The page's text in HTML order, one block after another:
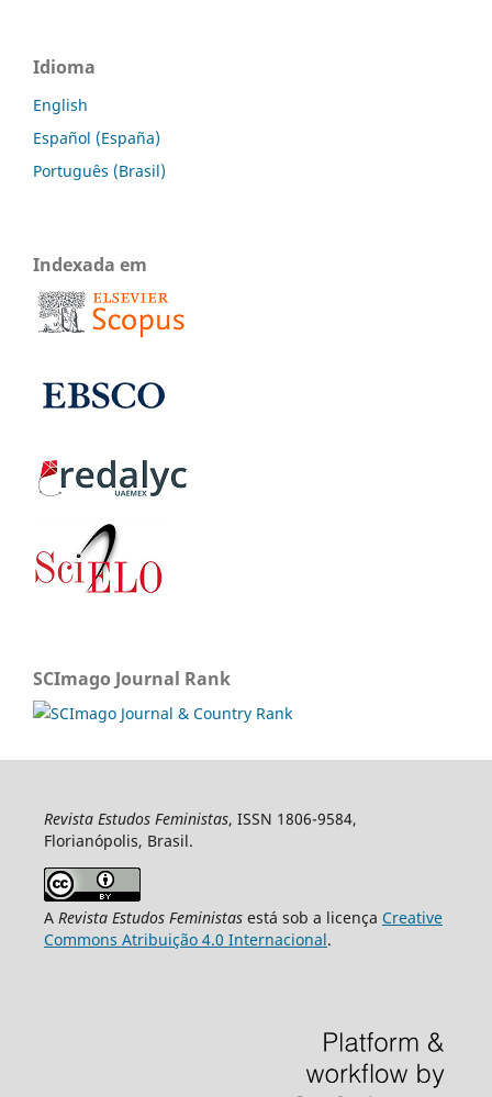
Idioma
English
Español (España)
Português (Brasil)
Indexada em
SCImago Journal Rank
Revista Estudos Feministas, ISSN 1806-9584,
Florianópolis, Brasil.
A Revista Estudos Feministasestá sob a licença Creative
Commons Atribuição 4.0 Internacional.